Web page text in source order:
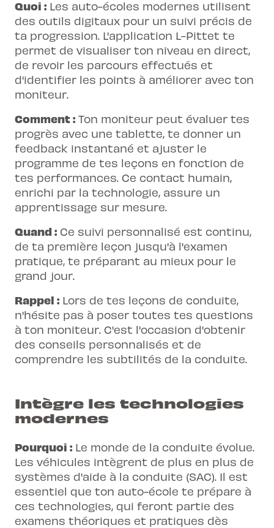
Quoi : Les auto-écoles modernes utilisent
des outils digitaux pour un suivi précis de
ta progression. L'application L-Pittet te
permet de visualiser ton niveau en direct,
de revoir les parcours effectués et
d'identifier les points à améliorer avec ton
moniteur.
Comment : Ton moniteur peut évaluer tes
progrès avec une tablette, te donner un
feedback instantané et ajuster le
programme de tes leçons en fonction de
tes performances. Ce contact humain,
enrichi par la technologie, assure un
apprentissage sur mesure.
Quand : Ce suivi personnalisé est continu,
de ta première leçon jusqu'à l'examen
pratique, te préparant au mieux pour le
grand jour.
Rappel : Lors de tes leçons de conduite,
n'hésite pas à poser toutes tes questions
à ton moniteur. C'est l'occasion d'obtenir
des conseils personnalisés et de
comprendre les subtilités de la conduite.
Intègre les technologies
modernes
Pourquoi : Le monde de la conduite évolue.
Les véhicules intègrent de plus en plus de
systèmes d'aide à la conduite (SAC). Il est
essentiel que ton auto-école te prépare à
ces technologies, qui feront partie des
examens théoriques et pratiques dès